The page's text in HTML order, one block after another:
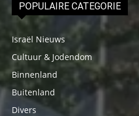
POPULAIRE CATEGORIE
Israël Nieuws
Cultuur & Jodendom
Binnenland
Buitenland
Divers